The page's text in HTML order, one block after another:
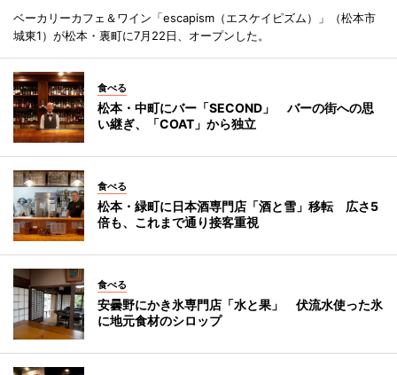
ベーカリーカフェ＆ワイン「escapism（エスケイピズム）」（松本市
城東1）が松本・裏町に7月22日、オープンした。
食べる
松本・中町にバー「SECOND」 バーの街への思
い継ぎ、「COAT」から独立
食べる
松本・緑町に日本酒専門店「酒と雪」移転 広さ5
倍も、これまで通り接客重視
食べる
安曇野にかき氷専門店「水と果」 伏流水使った氷
に地元食材のシロップ